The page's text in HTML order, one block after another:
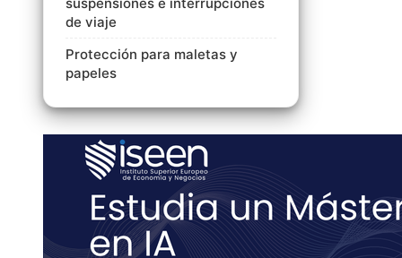
de viaje
Protección para maletas y
papeles